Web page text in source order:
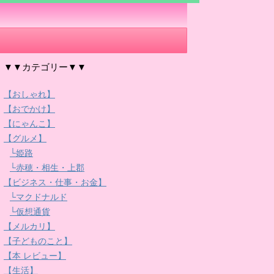
▼▼カテゴリー▼▼
【おしゃれ】
【おでかけ】
【にゃんこ】
【グルメ】
└姫路
└赤穂・相生・上郡
【ビジネス・仕事・お金】
└マクドナルド
└仮想通貨
【メルカリ】
【子どものこと】
【本 レビュー】
【生活】